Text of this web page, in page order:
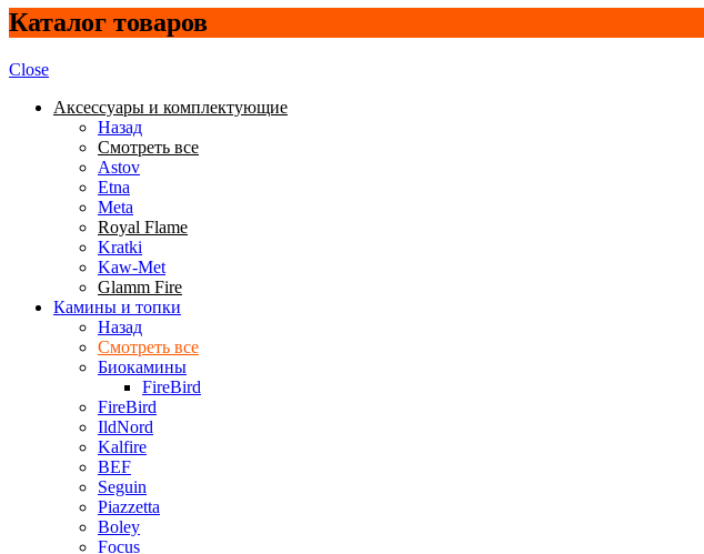
Каталог товаров
Close
Аксессуары и комплектующие
Назад
Смотреть все
Astov
Etna
Meta
Royal Flame
Kratki
Kaw-Met
Glamm Fire
Камины и топки
Назад
Смотреть все
Биокамины
FireBird
FireBird
IldNord
Kalfire
BEF
Seguin
Piazzetta
Boley
Focus